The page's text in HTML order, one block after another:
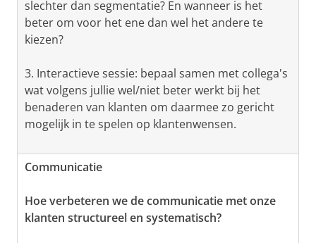
slechter dan segmentatie? En wanneer is het
beter om voor het ene dan wel het andere te
kiezen?
3. Interactieve sessie: bepaal samen met collega's
wat volgens jullie wel/niet beter werkt bij het
benaderen van klanten om daarmee zo gericht
mogelijk in te spelen op klantenwensen.
Communicatie
Hoe verbeteren we de communicatie met onze
klanten structureel en systematisch?